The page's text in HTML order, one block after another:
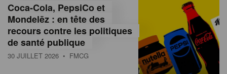
e
e
Coca-Cola, PepsiCo et
Mondelēz : en tête des
recours contre les politiques
de santé publique
30 JUILLET 2026 • FMCG